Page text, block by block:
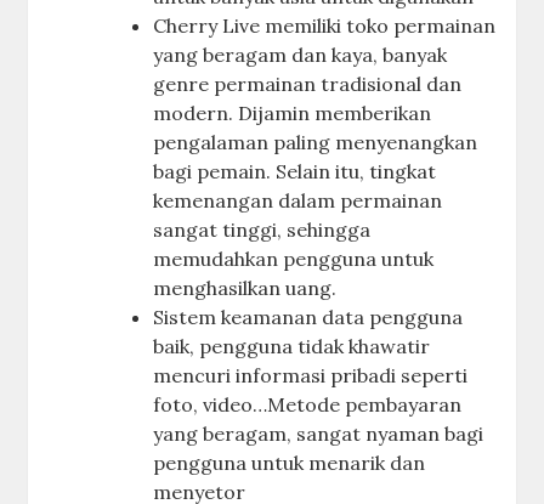
Cherry Live memiliki toko permainan
yang beragam dan kaya, banyak
genre permainan tradisional dan
modern. Dijamin memberikan
pengalaman paling menyenangkan
bagi pemain. Selain itu, tingkat
kemenangan dalam permainan
sangat tinggi, sehingga
memudahkan pengguna untuk
menghasilkan uang.
Sistem keamanan data pengguna
baik, pengguna tidak khawatir
mencuri informasi pribadi seperti
foto, video…Metode pembayaran
yang beragam, sangat nyaman bagi
pengguna untuk menarik dan
menyetor